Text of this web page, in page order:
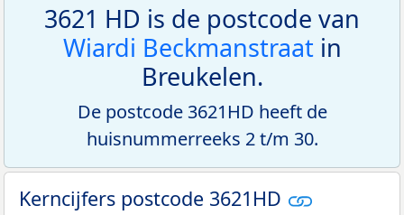
3621 HD is de postcode van
Wiardi Beckmanstraatin
Breukelen.
De postcode 3621HD heeft de
huisnummerreeks 2 t/m 30.
Kerncijfers postcode 3621HD